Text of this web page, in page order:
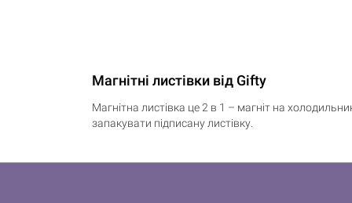
Магнітні листівки від Gifty
Магнітна листівка це 2 в 1 – магніт на
запакувати підписану листівку.